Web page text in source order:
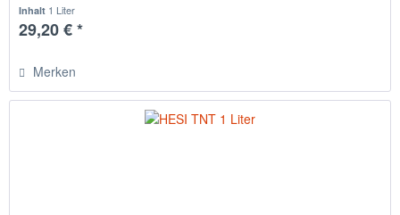
Inhalt 1 Liter
29,20 € *
Merken